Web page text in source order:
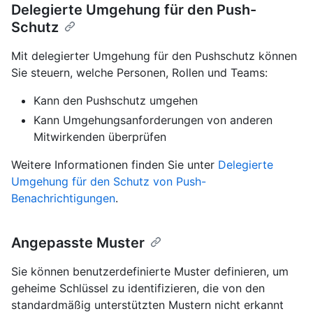
Delegierte Umgehung für den Push-
Schutz
Mit delegierter Umgehung für den Pushschutz können
Sie steuern, welche Personen, Rollen und Teams:
Kann den Pushschutz umgehen
Kann Umgehungsanforderungen von anderen
Mitwirkenden überprüfen
Weitere Informationen finden Sie unter Delegierte
Umgehung für den Schutz von Push-
Benachrichtigungen.
Angepasste Muster
Sie können benutzerdefinierte Muster definieren, um
geheime Schlüssel zu identifizieren, die von den
standardmäßig unterstützten Mustern nicht erkannt